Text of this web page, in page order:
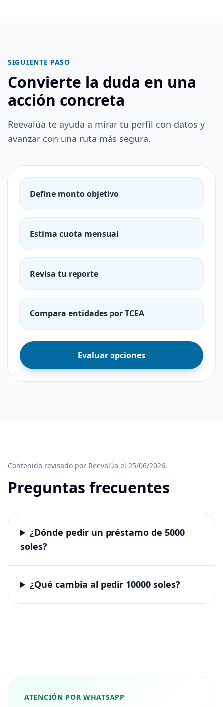
SIGUIENTE PASO
Convierte la duda en una
acción concreta
Reevalúa te ayuda a mirar tu perfil con datos y
avanzar con una ruta más segura.
Define monto objetivo
Estima cuota mensual
Revisa tu reporte
Compara entidades por TCEA
Evaluar opciones
Contenido revisado por Reevalúa el 25/06/2026.
Preguntas frecuentes
¿Dónde pedir un préstamo de 5000
soles?
¿Qué cambia al pedir 10000 soles?
ATENCIÓN POR WHATSAPP